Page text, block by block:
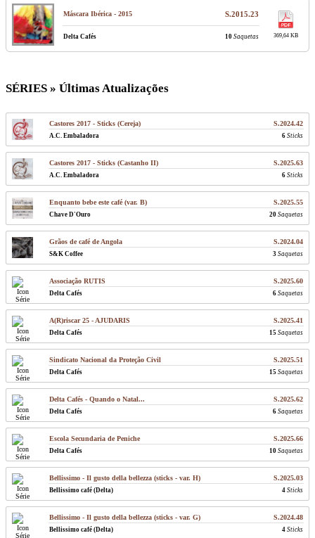
Máscara Ibérica - 2015 S.2015.23
369,64 KB
Delta Cafés 10 Saquetas
SÉRIES » Últimas Atualizações
Castores 2017 - Sticks (Cereja) S.2024.42
A.C. Embaladora 6 Sticks
Castores 2017 - Sticks (Castanho II) S.2025.63
A.C. Embaladora 6 Sticks
Enquanto bebe este café (var. B) S.2025.55
Chave D'Ouro 20 Saquetas
Grãos de café de Angola S.2024.04
S&K Coffee 3 Saquetas
Associação RUTIS S.2025.60
Delta Cafés 6 Saquetas
A(R)riscar 25 - AJUDARIS S.2025.41
Delta Cafés 15 Saquetas
Sindicato Nacional da Proteção Civil S.2025.51
Delta Cafés 15 Saquetas
Delta Cafés - Quando o Natal... S.2025.62
Delta Cafés 6 Saquetas
Escola Secundaria de Peniche S.2025.66
Delta Cafés 10 Saquetas
Bellissimo - Il gusto della bellezza (sticks - var. H) S.2025.03
Bellissimo café (Delta) 4 Sticks
Bellissimo - Il gusto della bellezza (sticks - var. G) S.2024.48
Bellissimo café (Delta) 4 Sticks